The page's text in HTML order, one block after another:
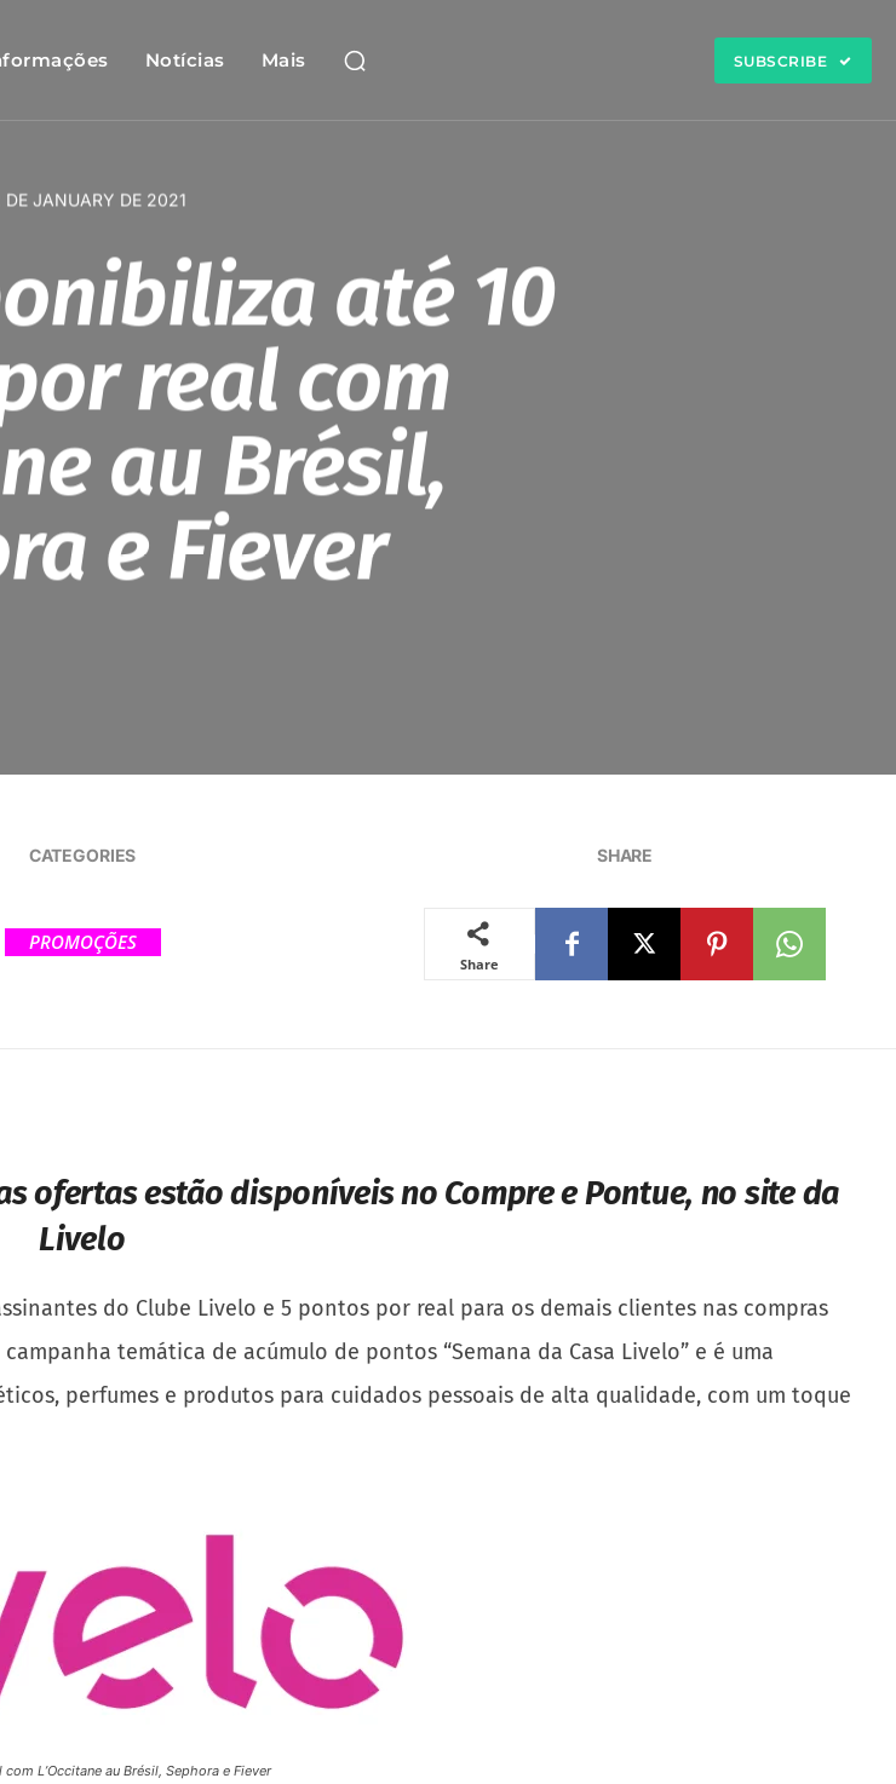
Notícias Mais SUBSCRIBE
DE JANUARY DE 2021
até 10
real com
au Brésil,
e Fiever
CATEGORIES
PROMOÇÕES
SHARE
Share
ofertas estão disponíveis no Compre e Pontue, no site da
Livelo
do Clube Livelo e 5 pontos por real para os demais clientes nas compras
temática de acúmulo de pontos “Semana da Casa Livelo” e é uma
perfumes e produtos para cuidados pessoais de alta qualidade, com um toque
L’Occitane au Brésil, Sephora e Fiever